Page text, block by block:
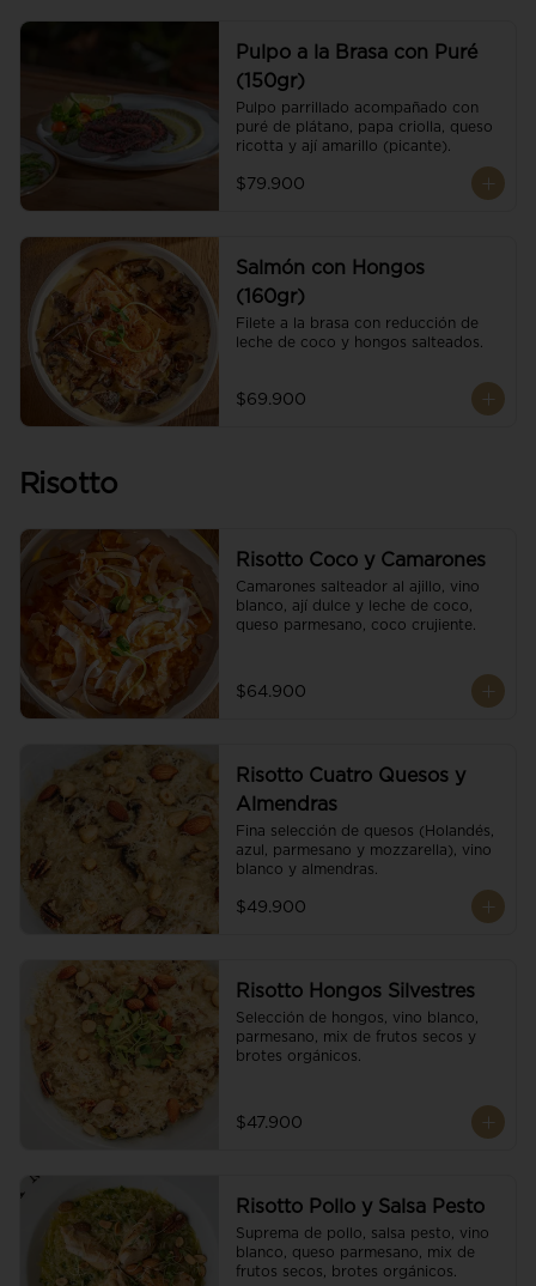
Pulpo a la Brasa con Puré
(150gr)
Pulpo parrillado acompañado con
puré de plátano, papa criolla, queso
ricotta y ají amarillo (picante).
$79.900
Salmón con Hongos
(160gr)
Filete a la brasa con reducción de
leche de coco y hongos salteados.
$69.900
Risotto
Risotto Coco y Camarones
Camarones salteador al ajillo, vino
blanco, ají dulce y leche de coco,
queso parmesano, coco crujiente.
$64.900
Risotto Cuatro Quesos y
Almendras
Fina selección de quesos (Holandés,
azul, parmesano y mozzarella), vino
blanco y almendras.
$49.900
Risotto Hongos Silvestres
Selección de hongos, vino blanco,
parmesano, mix de frutos secos y
brotes orgánicos.
$47.900
Risotto Pollo y Salsa Pesto
Suprema de pollo, salsa pesto, vino
blanco, queso parmesano, mix de
frutos secos, brotes orgánicos.